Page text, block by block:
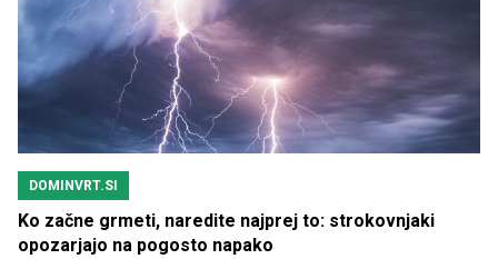
DOMINVRT.SI
Ko začne grmeti, naredite najprej to: strokovnjaki
opozarjajo na pogosto napako